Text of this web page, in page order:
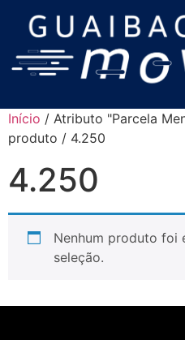
Início / Atributo "Parcela
produto / 4.250
4.250
Nenhum produto foi
seleção.